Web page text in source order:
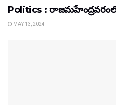
Politics :
MAY 13, 2024